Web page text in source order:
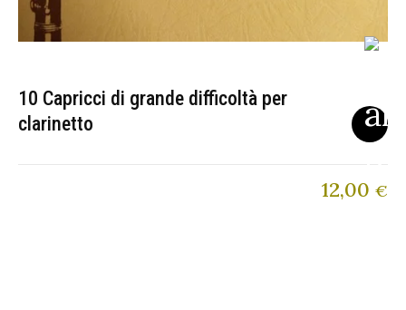
10 Capricci di grande difficoltà per
clarinetto
12,00 €